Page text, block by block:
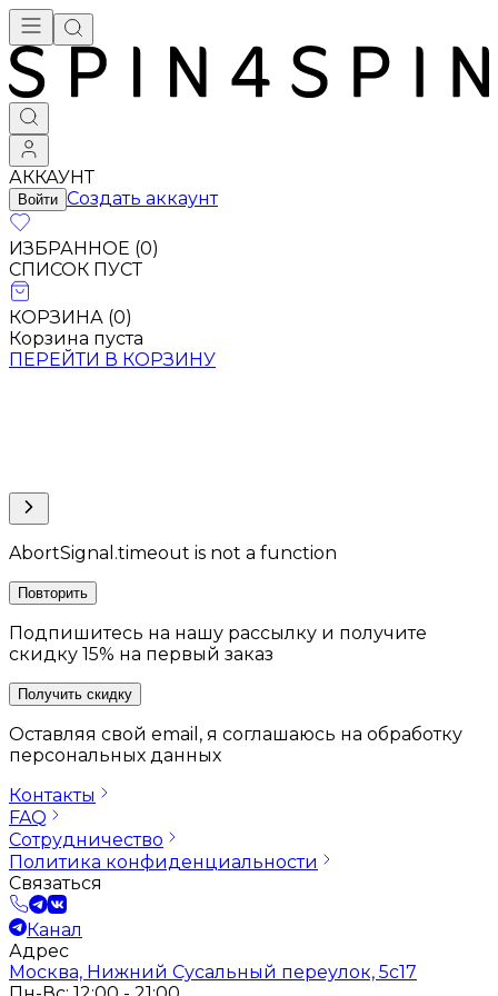
АККАУНТ
Войти Создать аккаунт
ИЗБРАННОЕ (0)
СПИСОК ПУСТ
КОРЗИНА (0)
Корзина пуста
ПЕРЕЙТИ В КОРЗИНУ
AbortSignal.timeout is not a function
Повторить
Подпишитесь на нашу рассылку и получите
скидку 15% на первый заказ
Получить скидку
Оставляя свой email, я соглашаюсь на обработку
персональных данных
Контакты
FAQ
Сотрудничество
Политика конфиденциальности
Связаться
Канал
Адрес
Москва, Нижний Сусальный переулок, 5с17